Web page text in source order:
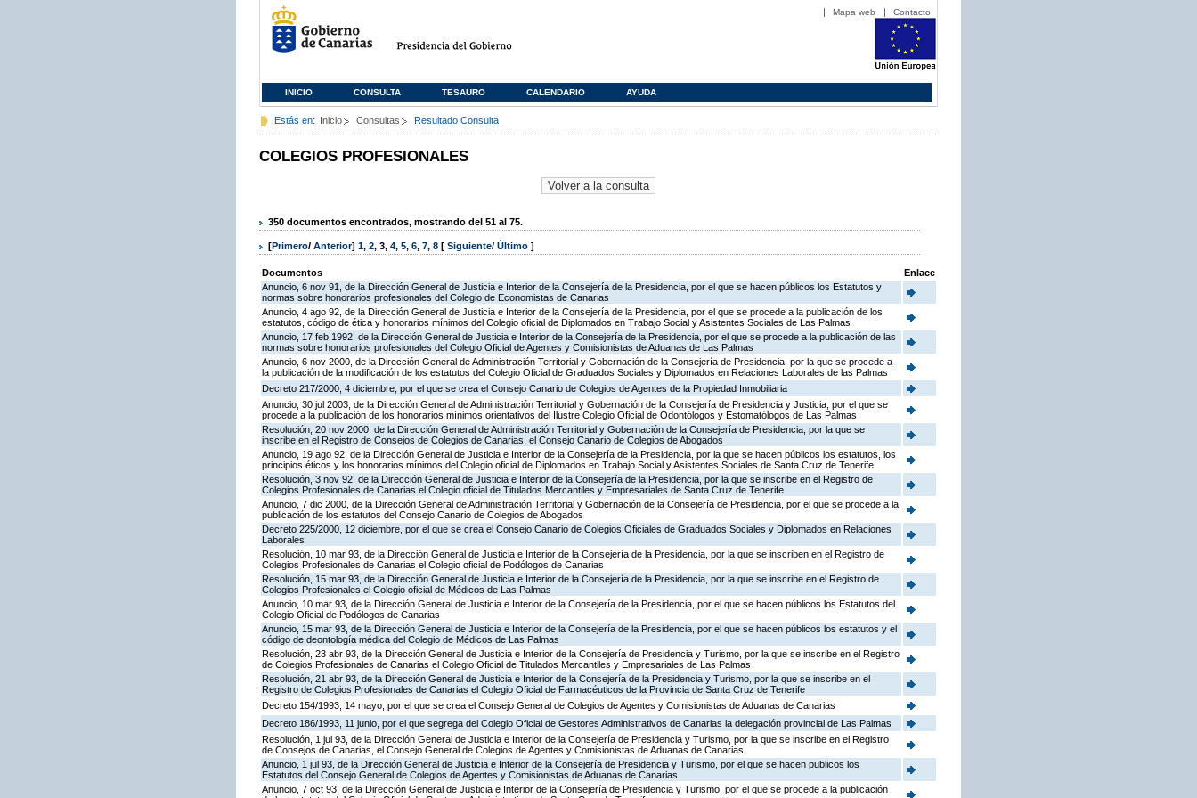
Mapa web Contacto
INICIO CONSULTA TESAURO CALENDARIO AYUDA
Estás en: Inicio Consultas Resultado Consulta
COLEGIOS PROFESIONALES
350 documentos encontrados, mostrando del 51 al 75.
[Primero/ Anterior] 1, 2, 3, 4, 5, 6, 7, 8 [ Siguiente/ Último ]
Documentos
Enlace
Anuncio, 6 nov 91, de la Dirección General de Justicia e Interior de la Consejería de la Presidencia, por el que se hacen públicos los Estatutos y
normas sobre honorarios profesionales del Colegio de Economistas de Canarias
Anuncio, 4 ago 92, de la Dirección General de Justicia e Interior de la Consejería de la Presidencia, por el que se procede a la publicación de los
estatutos, código de ética y honorarios mínimos del Colegio oficial de Diplomados en Trabajo Social y Asistentes Sociales de Las Palmas
Anuncio, 17 feb 1992, de la Dirección General de Justicia e Interior de la Consejería de la Presidencia, por el que se procede a la publicación de las
normas sobre honorarios profesionales del Colegio Oficial de Agentes y Comisionistas de Aduanas de Las Palmas
Anuncio, 6 nov 2000, de la Dirección General de Administración Territorial y Gobernación de la Consejería de Presidencia, por la que se procede a
la publicación de la modificación de los estatutos del Colegio Oficial de Graduados Sociales y Diplomados en Relaciones Laborales de las Palmas
Decreto 217/2000, 4 diciembre, por el que se crea el Consejo Canario de Colegios de Agentes de la Propiedad Inmobiliaria
Anuncio, 30 jul 2003, de la Dirección General de Administración Territorial y Gobernación de la Consejería de Presidencia y Justicia, por el que se
procede a la publicación de los honorarios mínimos orientativos del Ilustre Colegio Oficial de Odontólogos y Estomatólogos de Las Palmas
Resolución, 20 nov 2000, de la Dirección General de Administración Territorial y Gobernación de la Consejería de Presidencia, por la que se
inscribe en el Registro de Consejos de Colegios de Canarias, el Consejo Canario de Colegios de Abogados
Anuncio, 19 ago 92, de la Dirección General de Justicia e Interior de la Consejería de la Presidencia, por la que se hacen públicos los estatutos, los
principios éticos y los honorarios mínimos del Colegio oficial de Diplomados en Trabajo Social y Asistentes Sociales de Santa Cruz de Tenerife
Resolución, 3 nov 92, de la Dirección General de Justicia e Interior de la Consejería de la Presidencia, por la que se inscribe en el Registro de
Colegios Profesionales de Canarias el Colegio oficial de Titulados Mercantiles y Empresariales de Santa Cruz de Tenerife
Anuncio, 7 dic 2000, de la Dirección General de Administración Territorial y Gobernación de la Consejería de Presidencia, por el que se procede a la
publicación de los estatutos del Consejo Canario de Colegios de Abogados
Decreto 225/2000, 12 diciembre, por el que se crea el Consejo Canario de Colegios Oficiales de Graduados Sociales y Diplomados en Relaciones
Laborales
Resolución, 10 mar 93, de la Dirección General de Justicia e Interior de la Consejería de la Presidencia, por la que se inscriben en el Registro de
Colegios Profesionales de Canarias el Colegio oficial de Podólogos de Canarias
Resolución, 15 mar 93, de la Dirección General de Justicia e Interior de la Consejería de la Presidencia, por la que se inscribe en el Registro de
Colegios Profesionales el Colegio oficial de Médicos de Las Palmas
Anuncio, 10 mar 93, de la Dirección General de Justicia e Interior de la Consejería de la Presidencia, por el que se hacen públicos los Estatutos del
Colegio Oficial de Podólogos de Canarias
Anuncio, 15 mar 93, de la Dirección General de Justicia e Interior de la Consejería de la Presidencia, por el que se hacen públicos los estatutos y el
código de deontología médica del Colegio de Médicos de Las Palmas
Resolución, 23 abr 93, de la Dirección General de Justicia e Interior de la Consejería de Presidencia y Turismo, por la que se inscribe en el Registro
de Colegios Profesionales de Canarias el Colegio Oficial de Titulados Mercantiles y Empresariales de Las Palmas
Resolución, 21 abr 93, de la Dirección General de Justicia e Interior de la Consejería de la Presidencia y Turismo, por la que se inscribe en el
Registro de Colegios Profesionales de Canarias el Colegio Oficial de Farmacéuticos de la Provincia de Santa Cruz de Tenerife
Decreto 154/1993, 14 mayo, por el que se crea el Consejo General de Colegios de Agentes y Comisionistas de Aduanas de Canarias
Decreto 186/1993, 11 junio, por el que segrega del Colegio Oficial de Gestores Administrativos de Canarias la delegación provincial de Las Palmas
Resolución, 1 jul 93, de la Dirección General de Justicia e Interior de la Consejería de Presidencia y Turismo, por la que se inscribe en el Registro
de Consejos de Canarias, el Consejo General de Colegios de Agentes y Comisionistas de Aduanas de Canarias
Anuncio, 1 jul 93, de la Dirección General de Justicia e Interior de la Consejería de Presidencia y Turismo, por el que se hacen publicos los
Estatutos del Consejo General de Colegios de Agentes y Comisionistas de Aduanas de Canarias
Anuncio, 7 oct 93, de la Dirección General de Justicia e Interior de la Consejería de Presidencia y Turismo, por el que se procede a la publicación